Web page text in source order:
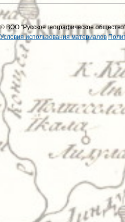
© ВОО "Русское географическое
Условия использования материалов